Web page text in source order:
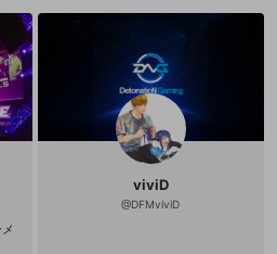
viviD
@DFMviviD